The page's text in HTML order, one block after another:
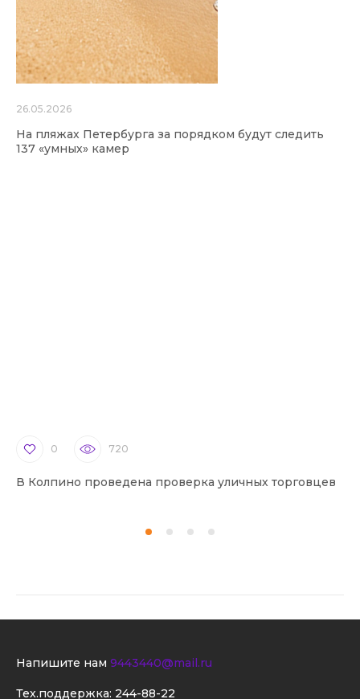
26.05.2026
На пляжах Петербурга за порядком будут следить
137 «умных» камер
0 720
В Колпино проведена проверка уличных торговцев
Напишите нам 9443440@mail.ru
Тех.поддержка: 244-88-22